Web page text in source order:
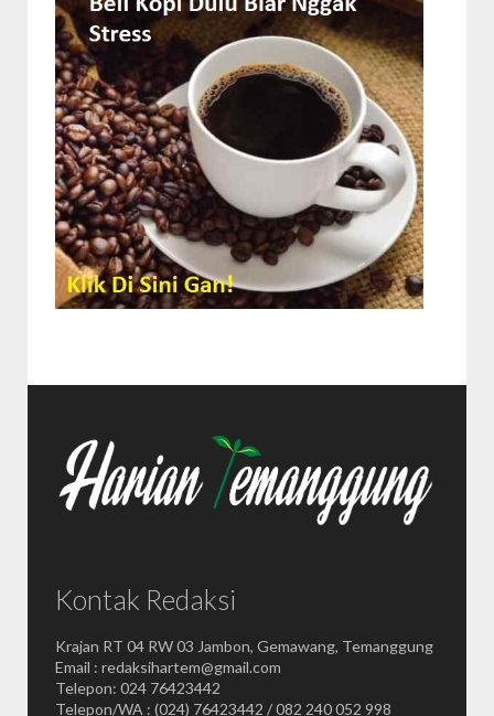
Kontak Redaksi
Krajan RT 04 RW 03 Jambon, Gemawang, Temanggung
Email : redaksihartem@gmail.com
Telepon: 024 76423442
Telepon/WA : (024) 76423442 / 082 240 052 998